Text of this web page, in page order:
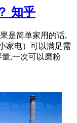
知乎
是简单家用的话,
家电）可以满足需
,一次可以磨粉